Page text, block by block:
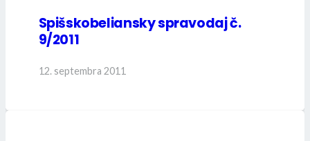
Spišskobeliansky spravodaj č.
9/2011
12. septembra 2011